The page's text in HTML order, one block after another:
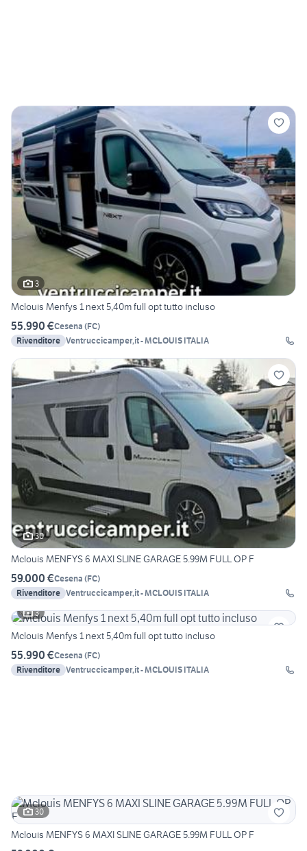
3
Mclouis Menfys 1 next 5,40m full opt tutto incluso
55.990 €Cesena (FC)
Rivenditore Ventruccicamper,it - MCLOUIS ITALIA
30
Mclouis MENFYS 6 MAXI SLINE GARAGE 5.99M FULL OP F
59.000 €Cesena (FC)
Rivenditore Ventruccicamper,it - MCLOUIS ITALIA
3
Mclouis Menfys 1 next 5,40m full opt tutto incluso
55.990 €Cesena (FC)
Rivenditore Ventruccicamper,it - MCLOUIS ITALIA
30
Mclouis MENFYS 6 MAXI SLINE GARAGE 5.99M FULL OP F